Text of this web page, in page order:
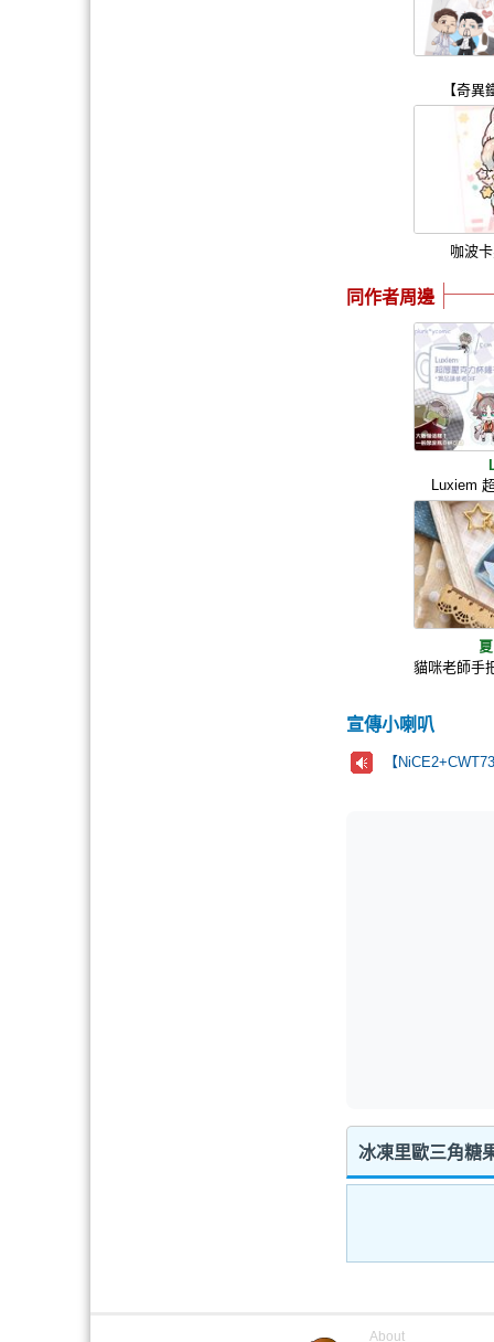
【奇
咖波
同作者周邊
Luxiem
貓咪老師手
宣傳小喇叭
【
冰凍里歐三角糖
About